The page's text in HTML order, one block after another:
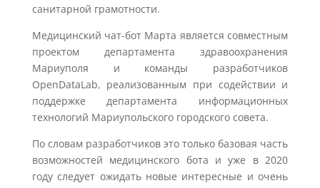
санитарной грамотности.
Медицинский чат-бот Марта является совместным
проектом департамента здравоохранения
Мариуполя и команды разработчиков
OpenDataLab, реализованным при содействии и
поддержке департамента информационных
технологий Мариупольского городского совета.
По словам разработчиков это только базовая часть
возможностей медицинского бота и уже в 2020
году следует ожидать новые интересные и очень